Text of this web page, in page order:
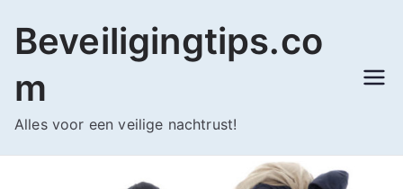
naar
inhoud
Beveiligingtips.co
m
Alles voor een veilige nachtrust!